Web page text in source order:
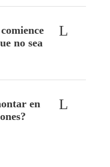
no sea
en